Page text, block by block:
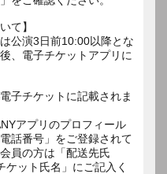
て】
公演3日前10:00以降とな
、電子チケットアプリに
子チケットに記載されま
アプリのプロフィール
話番号」をご登録されて
員の方は「配送先氏
ット氏名」にご記入く